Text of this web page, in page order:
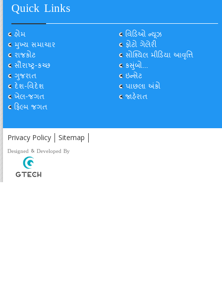
Quick Links
હોમ
મુખ્ય સમાચાર
રાજકોટ
સૌરાષ્ટ્ર-કચ્છ
ગુજરાત
દેશ-વિદેશ
ખેલ-જગત
ફિલ્મ જગત
વિડિઓ ન્યૂઝ
ફોટો ગેલેરી
સોશ્યિલ મીડિયા આવૃત્તિ
કસુંબો...
ઇન્સેટ
પાછલા અંકો
જાહેરાત
Privacy Policy Sitemap
Designed & Developed By